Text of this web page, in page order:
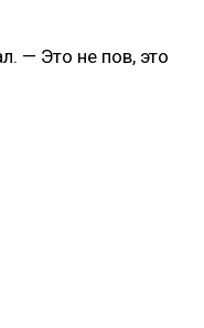
— Это не пов, это